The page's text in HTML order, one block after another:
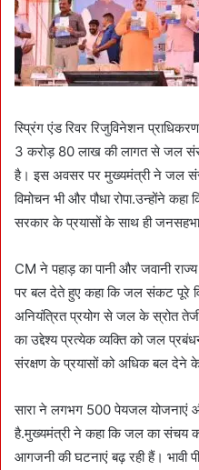
स्प्रिंग एंड रिवर रिजुविनेशन
3 करोड़ 80 लाख की लागत से जल
है। इस अवसर पर मुख्यमंत्री ने जल
विमोचन भी और पौधा रोपा.उन्होंने
सरकार के प्रयासों के साथ ही
CM ने पहाड़ का पानी और जवानी
पर बल देते हुए कहा कि जल संकट पूरे
अनियंत्रित प्रयोग से जल के स्रोत
का उद्देश्य प्रत्येक व्यक्ति को जल
संरक्षण के प्रयासों को अधिक बल देने के
सारा ने लगभग 500 पेयजल योजनाएं
है.मुख्यमंत्री ने कहा कि जल का संचय
आगजनी की घटनाएं बढ़ रही हैं। भावी